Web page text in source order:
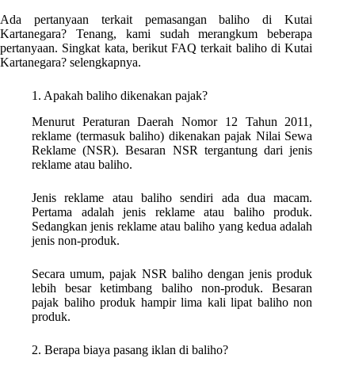
Ada pertanyaan terkait pemasangan baliho di Kutai
Kartanegara? Tenang, kami sudah merangkum beberapa
pertanyaan. Singkat kata, berikut FAQ terkait baliho di Kutai
Kartanegara? selengkapnya.
1. Apakah baliho dikenakan pajak?
Menurut Peraturan Daerah Nomor 12 Tahun 2011,
reklame (termasuk baliho) dikenakan pajak Nilai Sewa
Reklame (NSR). Besaran NSR tergantung dari jenis
reklame atau baliho.
Jenis reklame atau baliho sendiri ada dua macam.
Pertama adalah jenis reklame atau baliho produk.
Sedangkan jenis reklame atau baliho yang kedua adalah
jenis non-produk.
Secara umum, pajak NSR baliho dengan jenis produk
lebih besar ketimbang baliho non-produk. Besaran
pajak baliho produk hampir lima kali lipat baliho non
produk.
2. Berapa biaya pasang iklan di baliho?